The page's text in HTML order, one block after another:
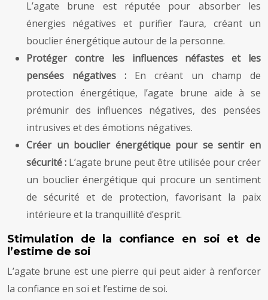
L’agate brune est réputée pour absorber les
énergies négatives et purifier l’aura, créant un
bouclier énergétique autour de la personne.
Protéger contre les influences néfastes et les
pensées négatives : En créant un champ de
protection énergétique, l’agate brune aide à se
prémunir des influences négatives, des pensées
intrusives et des émotions négatives.
Créer un bouclier énergétique pour se sentir en
sécurité : L’agate brune peut être utilisée pour créer
un bouclier énergétique qui procure un sentiment
de sécurité et de protection, favorisant la paix
intérieure et la tranquillité d’esprit.
Stimulation de la confiance en soi et de
l’estime de soi
L’agate brune est une pierre qui peut aider à renforcer
la confiance en soi et l’estime de soi.